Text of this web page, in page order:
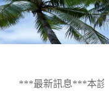
***最新訊息***本診